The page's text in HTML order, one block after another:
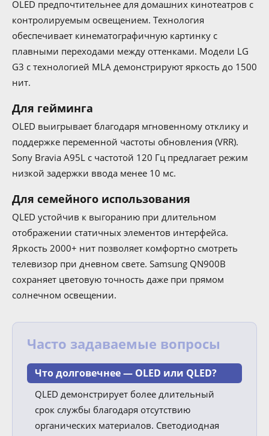
OLED предпочтительнее для домашних кинотеатров с
контролируемым освещением. Технология
обеспечивает кинематографичную картинку с
плавными переходами между оттенками. Модели LG
G3 с технологией MLA демонстрируют яркость до 1500
нит.
Для гейминга
OLED выигрывает благодаря мгновенному отклику и
поддержке переменной частоты обновления (VRR).
Sony Bravia A95L с частотой 120 Гц предлагает режим
низкой задержки ввода менее 10 мс.
Для семейного использования
QLED устойчив к выгоранию при длительном
отображении статичных элементов интерфейса.
Яркость 2000+ нит позволяет комфортно смотреть
телевизор при дневном свете. Samsung QN900B
сохраняет цветовую точность даже при прямом
солнечном освещении.
Часто задаваемые вопросы
Что долговечнее — OLED или QLED?
QLED демонстрирует более длительный
срок службы благодаря отсутствию
органических материалов. Светодиодная